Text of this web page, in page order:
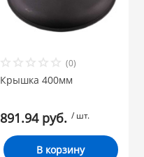
(0)
Крышка 400мм
891.94 руб. / шт.
В корзину